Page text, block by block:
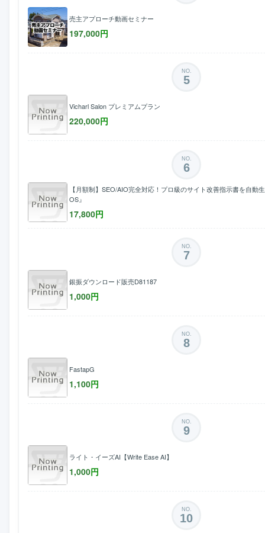
売主アプローチ動画セミナー
197,000円
NO.
5
Vicharl Salon プレミアムプラン
220,000円
NO.
6
【月額制】SEO/AIO完全対応！プロ級のサイト改善指示書を自動
OS』
17,800円
NO.
7
銀振ダウンロード販売D81187
1,000円
NO.
8
FastapG
1,100円
NO.
9
ライト・イーズAI【Write Ease AI】
1,000円
NO.
10